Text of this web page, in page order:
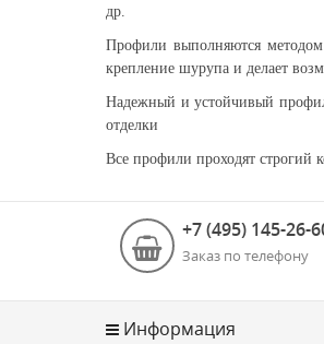
др.
Профили выполняются методом
крепление шурупа и делает
Надежный и устойчивый
отделки
Все профили проходят строгий
+7 (495) 145-26-
Заказ по телефону
Информация